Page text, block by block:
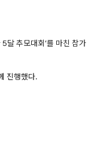
달 추모대회’를 마친 참가
진행했다.